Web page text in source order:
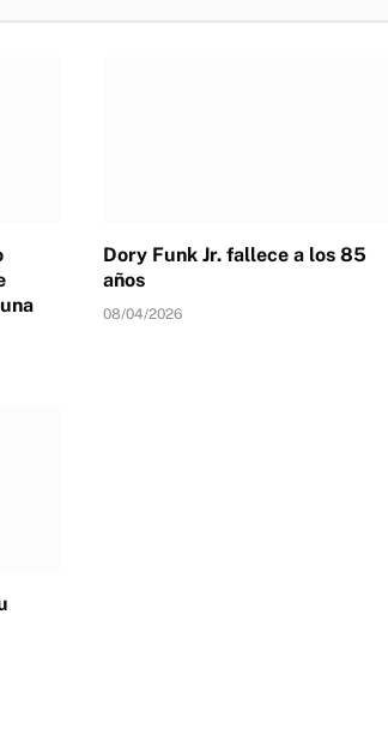
Dory Funk Jr. fallece a los 85
años
08/04/2026